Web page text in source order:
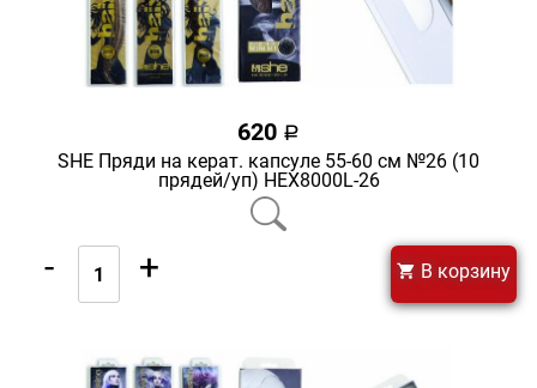
620 a
SHE Пряди на керат. капсуле 55-60 см №26 (10
прядей/уп) HEX8000L-26
- + В корзину